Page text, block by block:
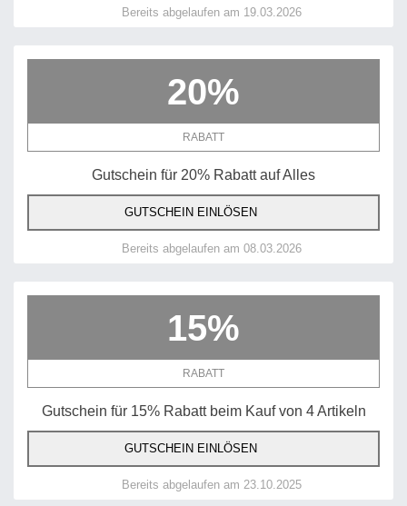
Bereits abgelaufen am 19.03.2026
20%
RABATT
Gutschein für 20% Rabatt auf Alles
GUTSCHEIN EINLÖSEN
Bereits abgelaufen am 08.03.2026
15%
RABATT
Gutschein für 15% Rabatt beim Kauf von 4 Artikeln
GUTSCHEIN EINLÖSEN
Bereits abgelaufen am 23.10.2025